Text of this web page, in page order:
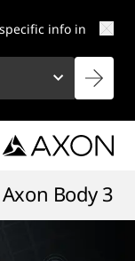
info in
Axon Body 3